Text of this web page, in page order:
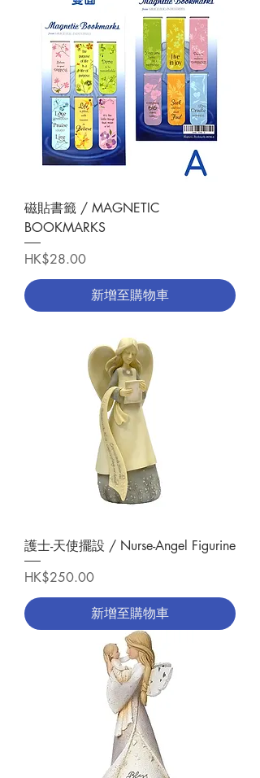
磁貼書籤 / MAGNETIC
BOOKMARKS
價格
HK$28.00
新增至購物車
護士-天使擺設 / Nurse-Angel Figurine
價格
HK$250.00
新增至購物車